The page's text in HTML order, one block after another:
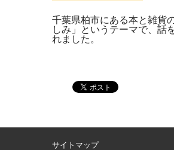
千葉県柏市にある本と雑貨
しみ」というテーマで、話
れました。
サイトマップ